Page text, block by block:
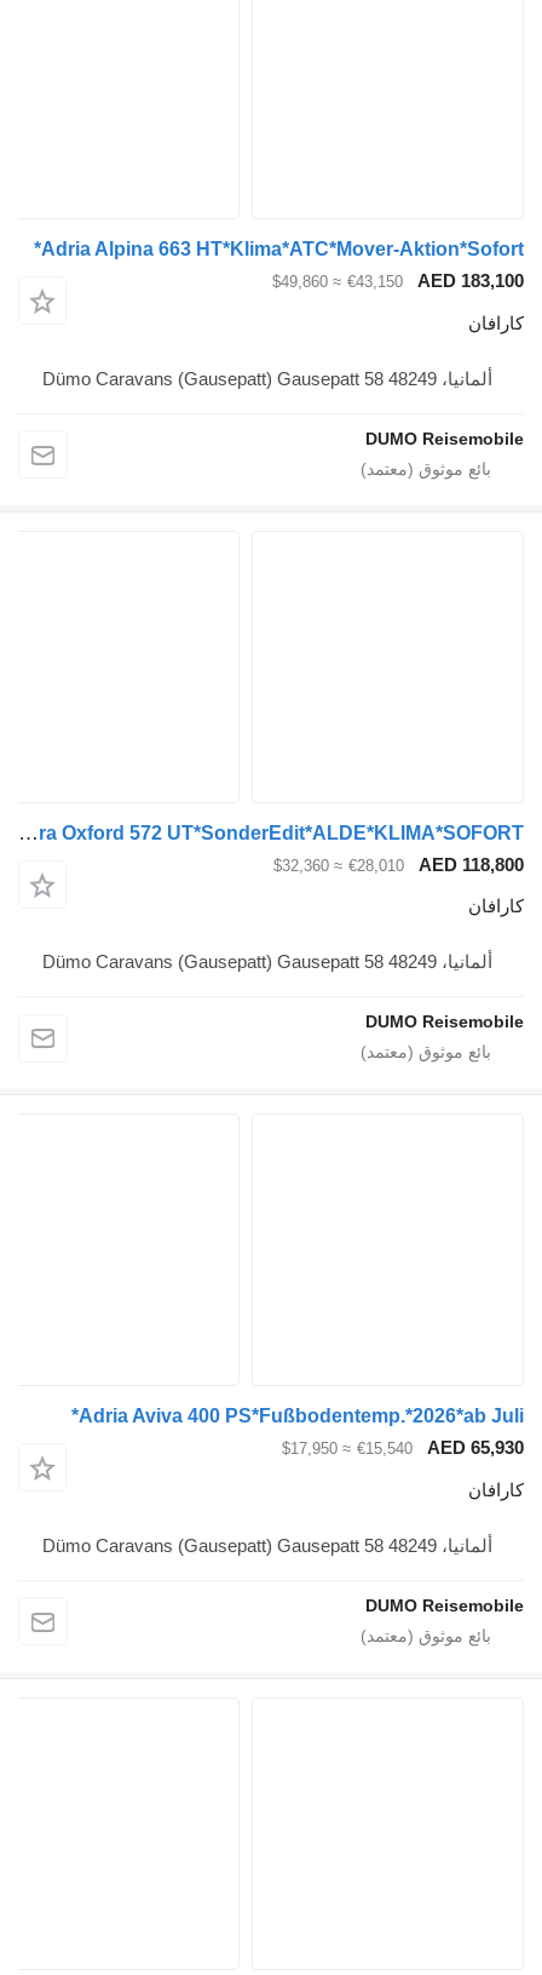
Adria Alpina 663 HT*Klima*ATC*Mover-
€43,150
≈ $49,860
DUMO
Adria Adora Oxford 572 UT*SonderEdit*ALDE*KLIMA*SOFORT
€28,010
≈ $32,360
DUMO
Adria Aviva 400
€15,540
≈ $17,950
DUMO